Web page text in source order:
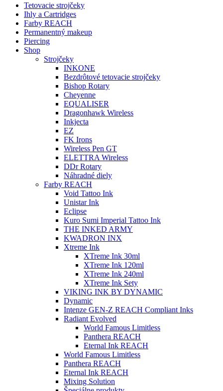
Tetovacie strojčeky
Ihly a Cartridges
Farby REACH
Permanentný makeup
Piercing
Shop
Strojčeky
INKONE
Bezdrôtové tetovacie strojčeky
Bishop Rotary
Cheyenne
EQUALISER
Dragonhawk Wireless
Inkjecta
EZ
FK Irons
Wireless Pen GT
ELETTRA Wireless
DDr Rotary
Náhradné diely
Farby REACH
Void Tattoo Ink
Unistar Ink
Eclipse
Kuro Sumi Imperial Tattoo Ink
THE INKED ARMY
KWADRON INX
Xtreme Ink
XTreme Ink 30ml
XTreme Ink 120ml
XTreme Ink 240ml
XTreme Ink Sety
VIKING INK BY DYNAMIC
Dynamic
Intenze GEN-Z REACH Compliant Inks
Radiant Evolved
World Famous Limitless
Panthera REACH
Eternal Ink REACH
World Famous Limitless
Panthera REACH
Eternal Ink REACH
Mixing Solution